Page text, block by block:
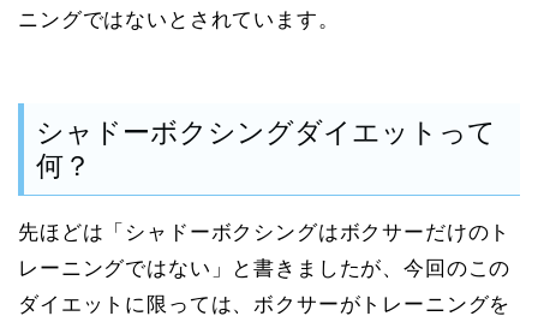
ニングではないとされています。
シャドーボクシングダイエットって
何？
先ほどは「シャドーボクシングはボクサーだけのト
レーニングではない」と書きましたが、今回のこの
ダイエットに限っては、ボクサーがトレーニングを